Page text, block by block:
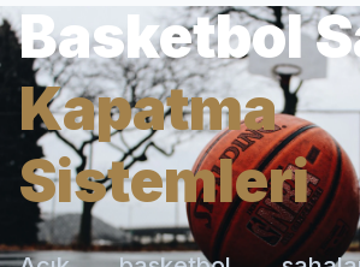
Basketbol
Kapatma
Sistemleri